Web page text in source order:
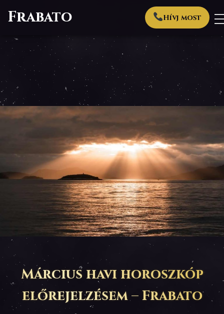
Frabato Hívj most
Március havi horoszkóp
előrejelzésem – Frabato